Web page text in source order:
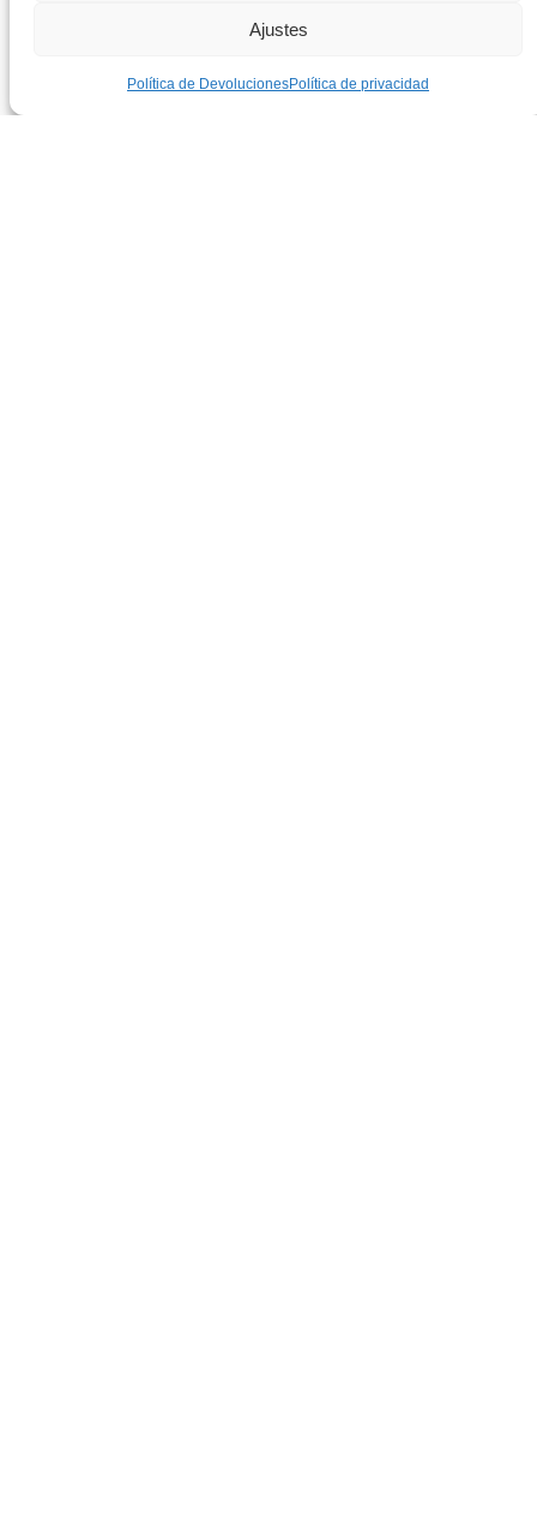
Ajustes
Política de DevolucionesPolítica de privacidad